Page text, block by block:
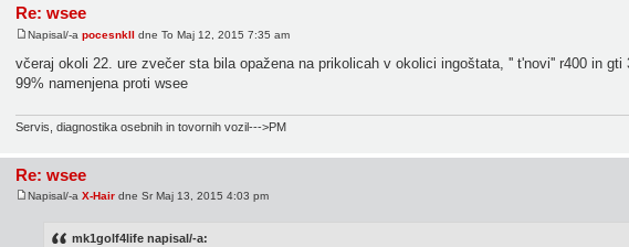
Re: wsee
Napisal/-a pocesnkIIdne To Maj 12, 2015 7:35 am
včeraj okoli 22. ure zvečer sta bila opažena na prikolicah v okolici ingoštata, '' t'novi'' r400 in gti
99% namenjena proti wsee
Servis, diagnostika osebnih in tovornih vozil--->PM
Re: wsee
Napisal/-a X-Hairdne Sr Maj 13, 2015 4:03 pm
mk1golf4life napisal/-a: